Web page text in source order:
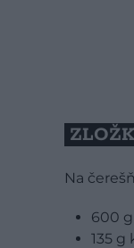
Na
600
135